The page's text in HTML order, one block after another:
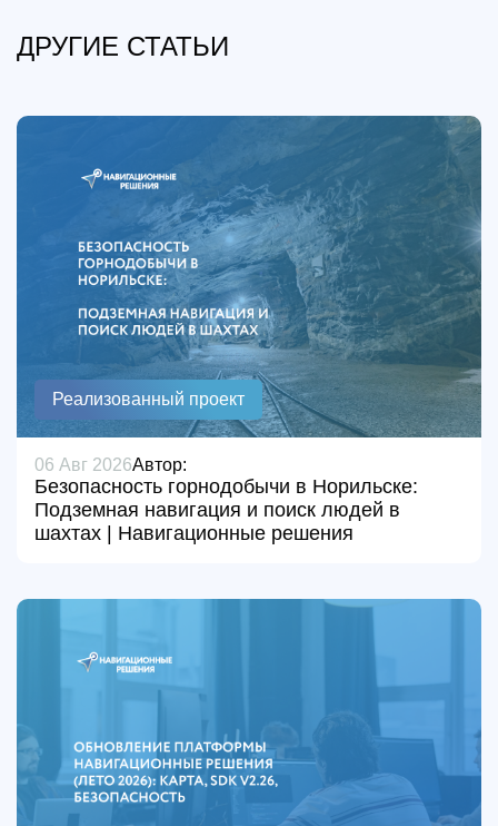
ДРУГИЕ СТАТЬИ
Реализованный проект
06 Авг 2026Автор:
Безопасность горнодобычи в Норильске:
Подземная навигация и поиск людей в
шахтах | Навигационные решения